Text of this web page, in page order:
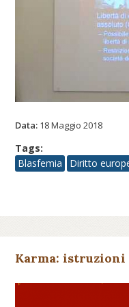
Data: 18 Maggio 2018
Tags:
Blasfemia
Diritto
Karma: istruzioni